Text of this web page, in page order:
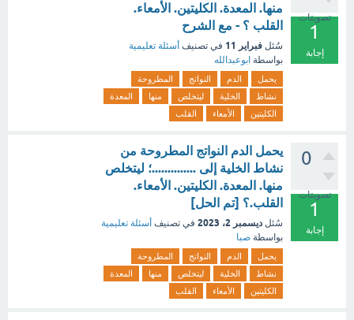
تصويتات
1
إجابة
منها. المعدة. الكليتين. الأمعاء.
القلب ؟ - مع الشرح
سُئل فبراير 11 في تصنيف أسئلة تعليمية
بواسطة ابوعبدالله
يحمل الدم النواتج
المطروحة
نشاط
الخلية ليتخلص منها
المعدة
الكليتين
الأمعاء القلب
0
تصويتات
1
إجابة
يحمل الدم النواتج المطروحة من
نشاط الخلية إلى ..............؛ ليتخلص
منها. المعدة. الكليتين. الأمعاء.
القلب.؟ [تم الحل]
سُئل ديسمبر 2، 2023 في تصنيف أسئلة تعليمية
بواسطة صبا
يحمل الدم النواتج
المطروحة
نشاط
الخلية ليتخلص منها
المعدة
الكليتين
الأمعاء القلب